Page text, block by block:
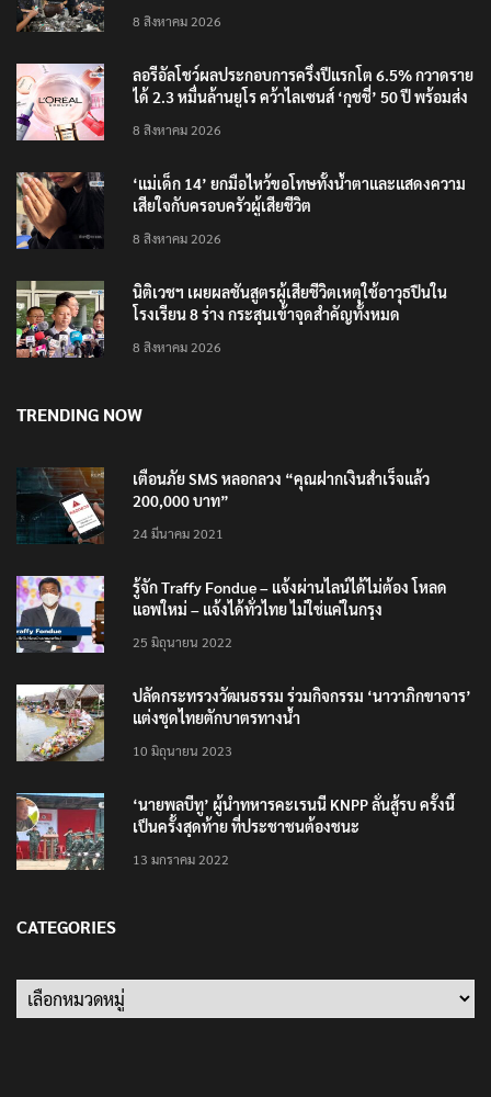
8 สิงหาคม 2026
ลอรีอัลโชว์ผลประกอบการครึ่งปีแรกโต 6.5% กวาดราย
ได้ 2.3 หมื่นล้านยูโร คว้าไลเซนส์ ‘กุชชี่’ 50 ปี พร้อมส่ง
8 สิงหาคม 2026
‘แม่เด็ก 14’ ยกมือไหว้ขอโทษทั้งน้ำตาและแสดงความ
เสียใจกับครอบครัวผู้เสียชีวิต
8 สิงหาคม 2026
นิติเวชฯ เผยผลชันสูตรผู้เสียชีวิตเหตุใช้อาวุธปืนใน
โรงเรียน 8 ร่าง กระสุนเข้าจุดสำคัญทั้งหมด
8 สิงหาคม 2026
TRENDING NOW
เตือนภัย SMS หลอกลวง “คุณฝากเงินสำเร็จแล้ว
200,000 บาท”
24 มีนาคม 2021
รู้จัก Traffy Fondue – แจ้งผ่านไลน์ได้ไม่ต้อง โหลด
แอพใหม่ – แจ้งได้ทั่วไทย ไม่ใช่แค่ในกรุง
25 มิถุนายน 2022
ปลัดกระทรวงวัฒนธรรม ร่วมกิจกรรม ‘นาวาภิกขาจาร’
แต่งชุดไทยตักบาตรทางน้ำ
10 มิถุนายน 2023
‘นายพลบีทู’ ผู้นำทหารคะเรนนี KNPP ลั่นสู้รบ ครั้งนี้
เป็นครั้งสุดท้าย ที่ประชาชนต้องชนะ
13 มกราคม 2022
CATEGORIES
Categories